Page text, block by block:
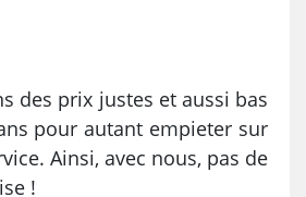
des prix justes et aussi bas
pour autant empieter sur
Ainsi, avec nous, pas de
!